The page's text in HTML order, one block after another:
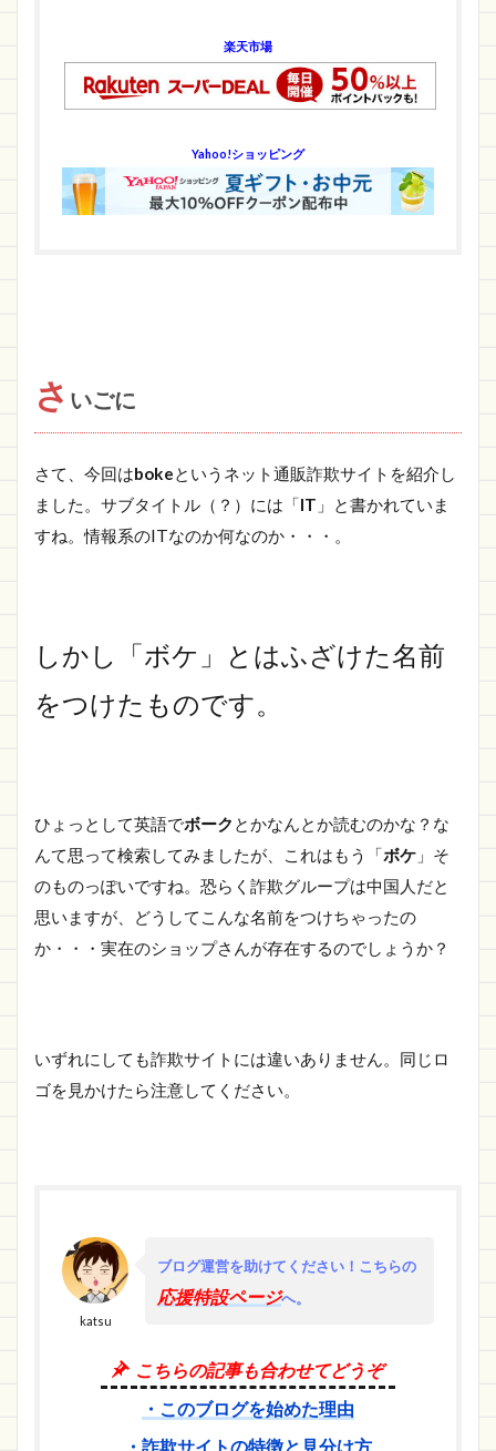
楽天市場
Yahoo!ショッピング
さ いごに
さて、今回はbokeというネット通販詐欺サイトを紹介し
ました。サブタイトル（？）には「IT 」と書かれていま
すね。情報系のITなのか何なのか・・・。
しかし「ボケ」とはふざけた名前
をつけたものです。
ひょっとして英語でボーク とかなんとか読むのかな？な
んて思って検索してみましたが、これはもう「ボケ 」そ
のものっぽいですね。恐らく詐欺グループは中国人だと
思いますが、どうしてこんな名前をつけちゃったの
か・・・実在のショップさんが存在するのでしょうか？
いずれにしても詐欺サイトには違いありません。同じロ
ゴを見かけたら注意してください。
katsu
ブログ運営を助けてください！ こちらの
応援特設ページへ。
こちらの記事も合わせてどうぞ
・このブログを始めた理由
・詐欺サイトの特徴と見分け方